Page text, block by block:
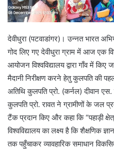
देवीधुरा (पटवाडांगर)। उन्नत भारत
गोद लिए गए देवीधुरा ग्राम में आज एक
आयोजन विश्वविद्यालय द्वारा गाँव में किए
मैदानी निरीक्षण करने हेतु कुलपति की
अतिथि कुलपति प्रो. (कर्नल) दीवान एस.
कुलपति प्रो. रावत ने ग्रामीणों के जल
टैंक प्रदान किए और कहा कि “पहाड़ी
विश्वविद्यालय का लक्ष्य है कि शैक्षणिक
तक पहुँचाकर व्यावहारिक समाधान